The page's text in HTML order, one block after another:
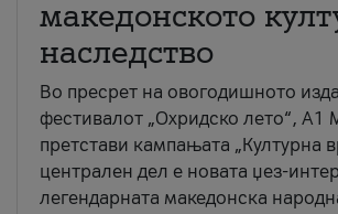
македонското
наследство
Во пресрет на овогодишното
фестивалот „Охридско лето“, А1
претстави кампањата „Културна
централен дел е новата џез-
легендарната македонска